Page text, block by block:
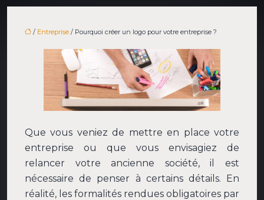
/ Entreprise / Pourquoi créer un logo pour votre entreprise ?
Que vous veniez de mettre en place votre
entreprise ou que vous envisagiez de
relancer votre ancienne société, il est
nécessaire de penser à certains détails. En
réalité, les formalités rendues obligatoires par